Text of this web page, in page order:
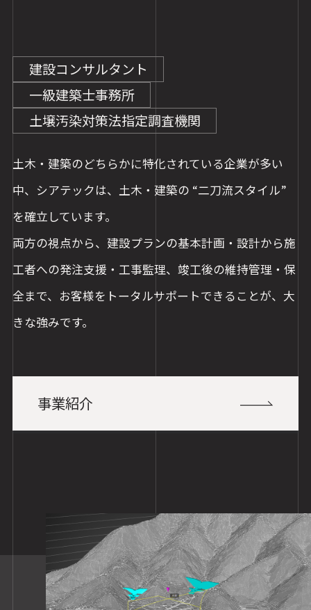
建設コンサルタント
一級建築士事務所
土壌汚染対策法指定調査機関
土木・建築のどちらかに特化されている企業が多い
中、 シアテックは、土木・建築の “二刀流スタイル”
を確立しています。
両方の視点から、建設プランの基本計画・設計から施
工者への発注支援・工事監理、竣工後の維持管理・保
全まで、お客様をトータルサポートできることが、大
きな強みです。
事業紹介